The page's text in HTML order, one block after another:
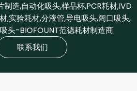
造,自动化吸头,样品杯,PCR耗材,IVD
,实验耗材,分液管,导电吸头,阔口吸头,
头-BIOFOUNT范德耗材制造商
联系我们